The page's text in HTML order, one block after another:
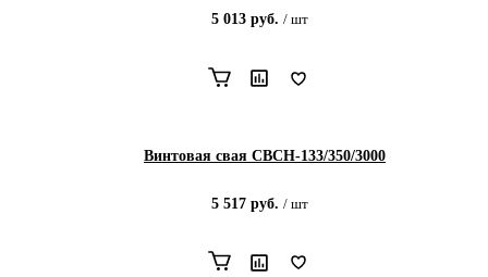
5 013руб. / шт
Винтовая свая СВСН-133/350/3000
5 517руб. / шт